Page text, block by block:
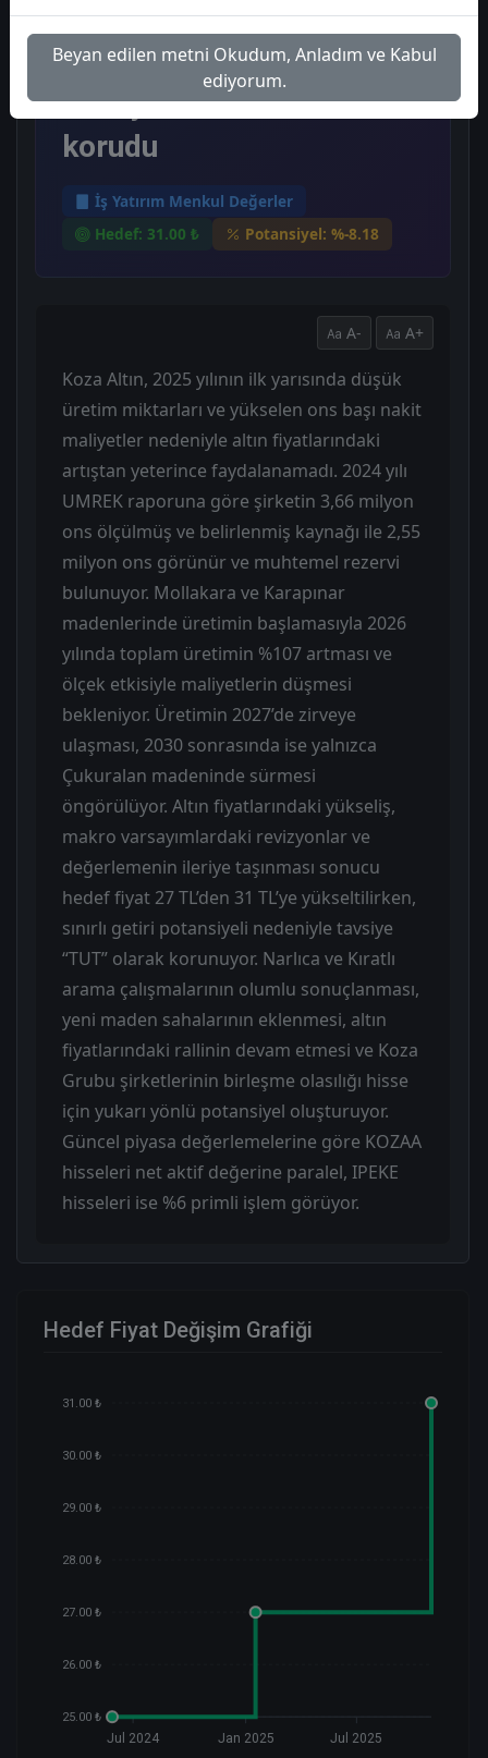
Altın için hedef fiyatını 27
TL'den 31 TL'ye yükseltti,
tavsiyesini "tut" olarak
korudu
İş Yatırım Menkul Değerler
Hedef: 31.00 ₺
Potansiyel: %-8.18
A- A+
Koza Altın, 2025 yılının ilk yarısında düşük
üretim miktarları ve yükselen ons başı nakit
maliyetler nedeniyle altın fiyatlarındaki
artıştan yeterince faydalanamadı. 2024 yılı
UMREK raporuna göre şirketin 3,66 milyon
ons ölçülmüş ve belirlenmiş kaynağı ile 2,55
milyon ons görünür ve muhtemel rezervi
bulunuyor. Mollakara ve Karapınar
madenlerinde üretimin başlamasıyla 2026
yılında toplam üretimin %107 artması ve
ölçek etkisiyle maliyetlerin düşmesi
bekleniyor. Üretimin 2027’de zirveye
ulaşması, 2030 sonrasında ise yalnızca
Çukuralan madeninde sürmesi
öngörülüyor. Altın fiyatlarındaki yükseliş,
makro varsayımlardaki revizyonlar ve
değerlemenin ileriye taşınması sonucu
hedef fiyat 27 TL’den 31 TL’ye yükseltilirken,
sınırlı getiri potansiyeli nedeniyle tavsiye
“TUT” olarak korunuyor. Narlıca ve Kıratlı
arama çalışmalarının olumlu sonuçlanması,
yeni maden sahalarının eklenmesi, altın
fiyatlarındaki rallinin devam etmesi ve Koza
Grubu şirketlerinin birleşme olasılığı hisse
için yukarı yönlü potansiyel oluşturuyor.
Güncel piyasa değerlemelerine göre KOZAA
hisseleri net aktif değerine paralel, IPEKE
hisseleri ise %6 primli işlem görüyor.
Hedef Fiyat Değişim Grafiği
31.00 ₺
30.00 ₺
29.00 ₺
28.00 ₺
27.00 ₺
26.00 ₺
25.00 ₺
Jul 2024 Jan 2025 Jul 2025
Beyan edilen metni Okudum, Anladım ve Kabul
ediyorum.